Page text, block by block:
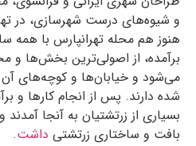
و شیوه‌های درست شهرسازی، در
هنوز هم محله‌ تهرانپارس با همه‌
برآمده، از اصولی‌ترین بخش‌ها و
می‌شود و خیابان‌ها و کوچه‌های
شده دارند. پس از انجام کارها و
بسیاری از زرتشتیان به آنجا
بافت و ساختاری زرتشتی داشت.